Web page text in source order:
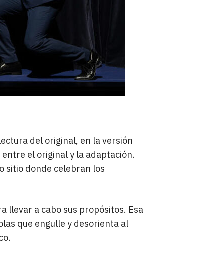
del original, en la versión
el original y la adaptación.
sitio donde celebran los
llevar a cabo sus propósitos. Esa
que engulle y desorienta al